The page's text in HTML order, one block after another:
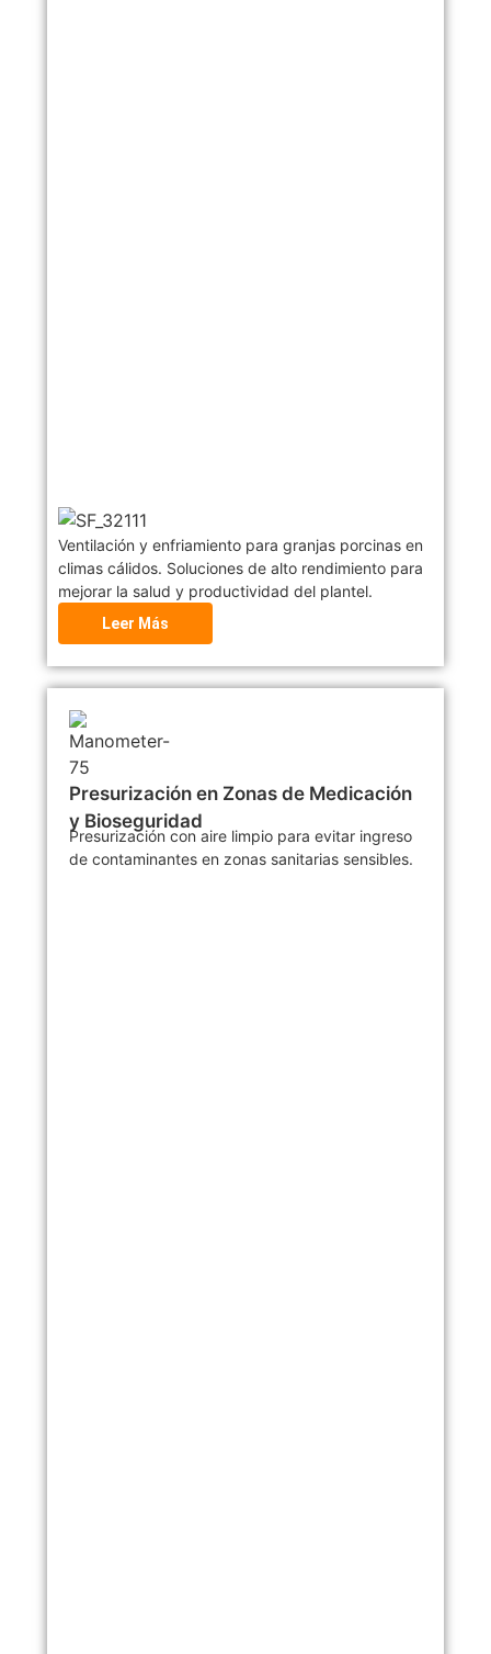
Ventilación y enfriamiento para granjas porcinas en
climas cálidos. Soluciones de alto rendimiento para
mejorar la salud y productividad del plantel.
Leer Más
Presurización en Zonas de Medicación
y Bioseguridad
Presurización con aire limpio para evitar ingreso
de contaminantes en zonas sanitarias sensibles.